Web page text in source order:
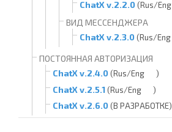
ChatX v.2.2.0(Rus/Eng
ВИД МЕССЕНДЖЕРА
ChatX v.2.3.0(Rus/Eng
ПОСТОЯННАЯ АВТОРИЗАЦИЯ
ChatX v.2.4.0(Rus/Eng )
ChatX v.2.5.1(Rus/Eng )
ChatX v.2.6.0(В РАЗРАБОТКЕ)